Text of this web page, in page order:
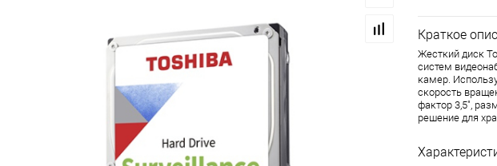
Краткое
Жесткий диск
систем
камер.
скорость
фактор 3,5",
решение для